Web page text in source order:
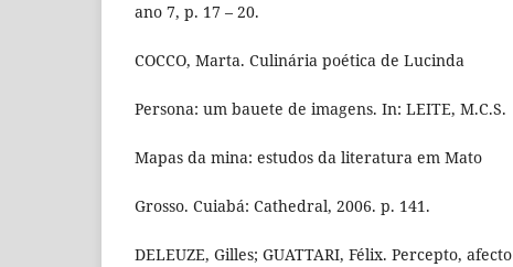
ano 7, p. 17 – 20.
COCCO, Marta. Culinária poética de Lucinda
Persona: um bauete de imagens. In: LEITE, M.C.S.
Mapas da mina: estudos da literatura em Mato
Grosso. Cuiabá: Cathedral, 2006. p. 141.
DELEUZE, Gilles; GUATTARI, Félix. Percepto, afecto